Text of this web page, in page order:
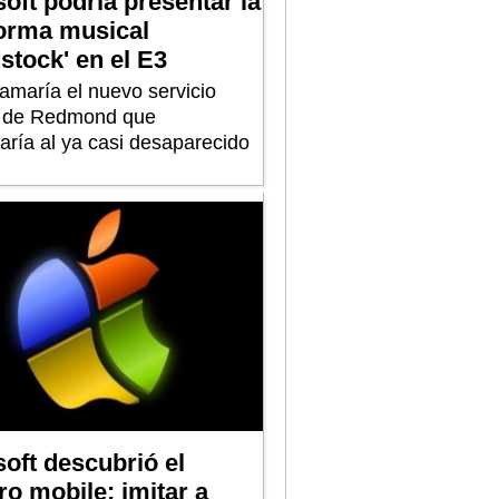
musical
en el E3
el nuevo servicio
Redmond que
al ya casi desaparecido
descubrió el
mobile: imitar a